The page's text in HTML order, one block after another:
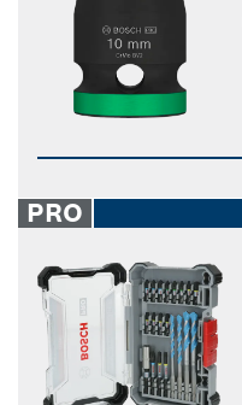
PRO